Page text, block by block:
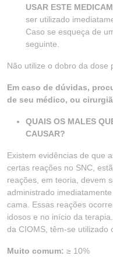
USAR ESTE
ser utilizado
Caso se esqueça de
seguinte.
Não utilize o dobro da dose
Em caso de dúvidas,
de seu médico, ou
QUAIS OS MALES
CAUSAR?
Existem evidências de que
certas reações no SNC,
reações, em teoria, devem
administrado
cama. Essas reações
idosos e no início da
da CIOMS, têm-se utilizado
Muito comum: ≥ 10%